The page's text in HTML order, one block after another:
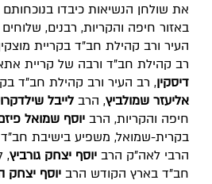
את שולחן הנשיאות כיבדו
באזור חיפה והקריות, רבנים,
העיר ורב קהילת חב"ד בקריית
רב קהילת חב"ד ורבה של קריית
דיסקין, רב העיר ורב קהילת חב"ד
אליעזר שמולביץ, הרבלייבל
חיפה והקריות, הרב יוסף שמואל
בקרית-שמואל, משפיע בישיבת
הרבי לאה"ק הרביוסף יצחק גורביץ,
חב"ד בארץ הקודש הרביוסף יצחק